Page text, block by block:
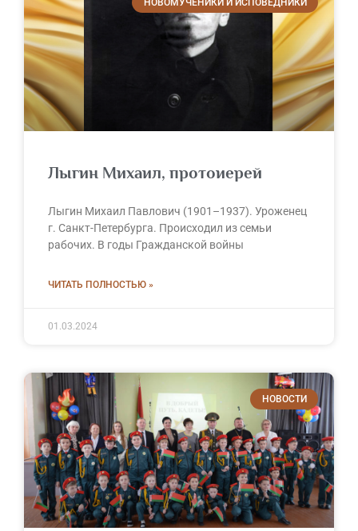
Лыгин Михаил, протоиерей
Лыгин Михаил Павлович (1901–1937). Уроженец
г. Санкт-Петербурга. Происходил из семьи
рабочих. В годы Гражданской войны
ЧИТАТЬ ПОЛНОСТЬЮ »
01.03.2024
НОВОСТИ